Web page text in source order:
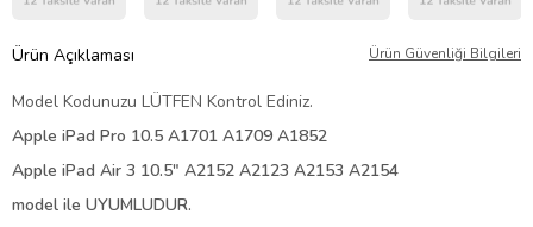
Ürün Açıklaması Ürün Güvenliği Bilgileri
Model Kodunuzu LÜTFEN Kontrol Ediniz.
Apple iPad Pro 10.5 A1701 A1709 A1852
Apple iPad Air 3 10.5" A2152 A2123 A2153 A2154
model ile UYUMLUDUR.